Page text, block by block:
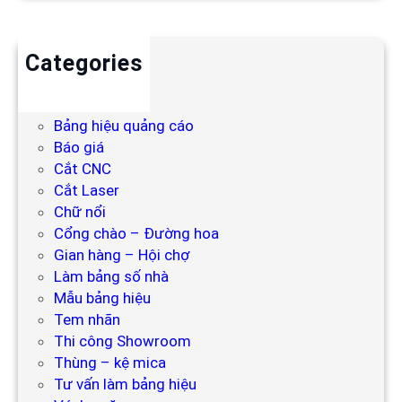
Categories
Bảng hiệu quảng cáo
Báo giá
Cắt CNC
Cắt Laser
Chữ nổi
Cổng chào – Đường hoa
Gian hàng – Hội chợ
Làm bảng số nhà
Mẫu bảng hiệu
Tem nhãn
Thi công Showroom
Thùng – kệ mica
Tư vấn làm bảng hiệu